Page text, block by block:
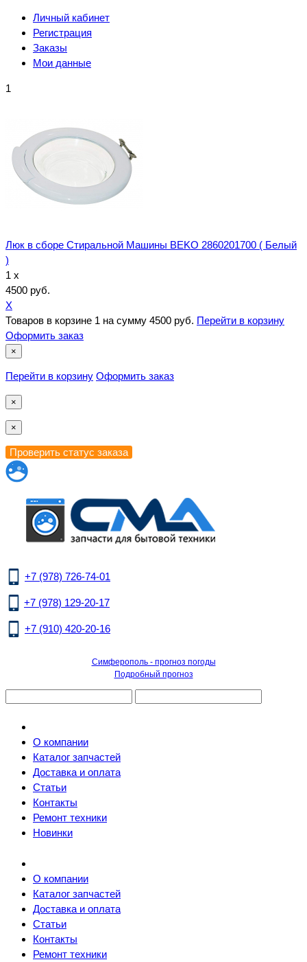
Личный кабинет
Регистрация
Заказы
Мои данные
1
Люк в сборе Стиральной Машины BEKO 2860201700 ( Белый
)
1 x
4500 руб.
X
Товаров в корзине 1 на сумму 4500 руб. Перейти в корзину
Оформить заказ
×
Перейти в корзину Оформить заказ
×
×
+7 (978) 726-74-01
+7 (978) 129-20-17
+7 (910) 420-20-16
Симферополь - прогноз погоды
Подробный прогноз
О компании
Каталог запчастей
Доставка и оплата
Статьи
Контакты
Ремонт техники
Новинки
О компании
Каталог запчастей
Доставка и оплата
Статьи
Контакты
Ремонт техники